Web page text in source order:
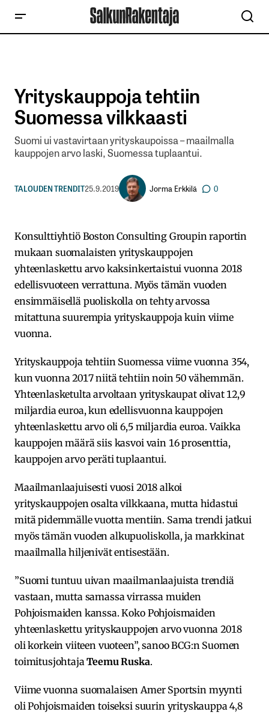
Yrityskauppoja tehtiin
Suomessa vilkkaasti
Suomi ui vastavirtaan yrityskaupoissa – maailmalla
kauppojen arvo laski, Suomessa tuplaantui.
TALOUDEN TRENDIT25.9.2019 Jorma Erkkilä 0
Konsulttiyhtiö Boston Consulting Groupin raportin
mukaan suomalaisten yrityskauppojen
yhteenlaskettu arvo kaksinkertaistui vuonna 2018
edellisvuoteen verrattuna. Myös tämän vuoden
ensimmäisellä puoliskolla on tehty arvossa
mitattuna suurempia yrityskauppoja kuin viime
vuonna.
Yrityskauppoja tehtiin Suomessa viime vuonna 354,
kun vuonna 2017 niitä tehtiin noin 50 vähemmän.
Yhteenlasketulta arvoltaan yrityskaupat olivat 12,9
miljardia euroa, kun edellisvuonna kauppojen
yhteenlaskettu arvo oli 6,5 miljardia euroa. Vaikka
kauppojen määrä siis kasvoi vain 16 prosenttia,
kauppojen arvo peräti tuplaantui.
Maailmanlaajuisesti vuosi 2018 alkoi
yrityskauppojen osalta vilkkaana, mutta hidastui
mitä pidemmälle vuotta mentiin. Sama trendi jatkui
myös tämän vuoden alkupuoliskolla, ja markkinat
maailmalla hiljenivät entisestään.
”Suomi tuntuu uivan maailmanlaajuista trendiä
vastaan, mutta samassa virrassa muiden
Pohjoismaiden kanssa. Koko Pohjoismaiden
yhteenlaskettu yrityskauppojen arvo vuonna 2018
oli korkein viiteen vuoteen”, sanoo BCG:n Suomen
toimitusjohtajaTeemu Ruska.
Viime vuonna suomalaisen Amer Sportsin myynti
oli Pohjoismaiden toiseksi suurin yrityskauppa 4,8